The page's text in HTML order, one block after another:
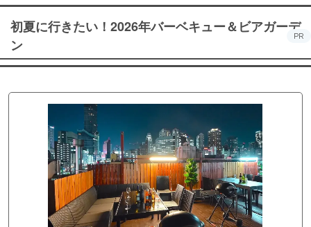
初夏に行きたい！2026年バーベキュー＆ビアガーデ
ン
PR